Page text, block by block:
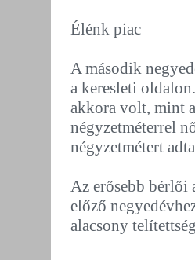
Élénk piac
A második
a keresleti
akkora volt, mint
négyzetméterrel
négyzetmétert
Az erősebb bérlői
előző
alacsony